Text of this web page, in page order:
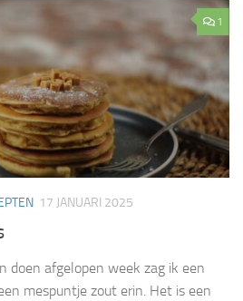
1
17 JANUARI 2025
doen afgelopen week zag ik een
mespuntje zout erin. Het is een